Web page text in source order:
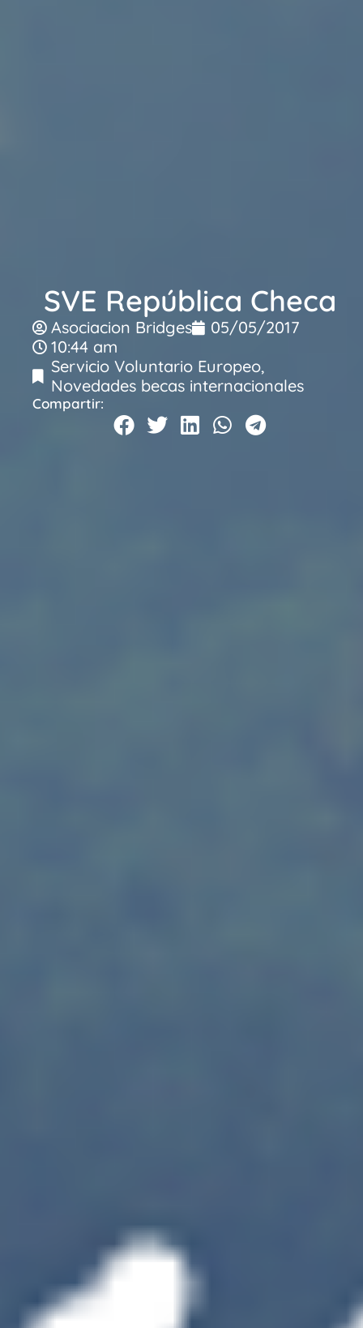
SVE República Checa
Asociacion Bridges
05/05/2017
10:44 am
Servicio Voluntario Europeo,
Novedades becas internacionales
Compartir: